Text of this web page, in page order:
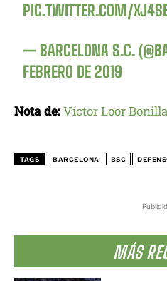
MÁS
PIC.TWITTER.COM/
— BARCELONA S.C.
FEBRERO DE 2019
Nota de:Víctor Loor Bonilla
TAGS BARCELONA BSC